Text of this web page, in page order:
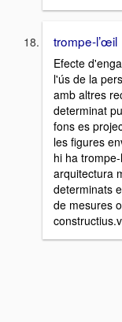
trompe-l’œil
Efecte
l'ús de la
amb altres
determinat
fons es
les figures
hi ha
arquitectura
determinats
de mesures